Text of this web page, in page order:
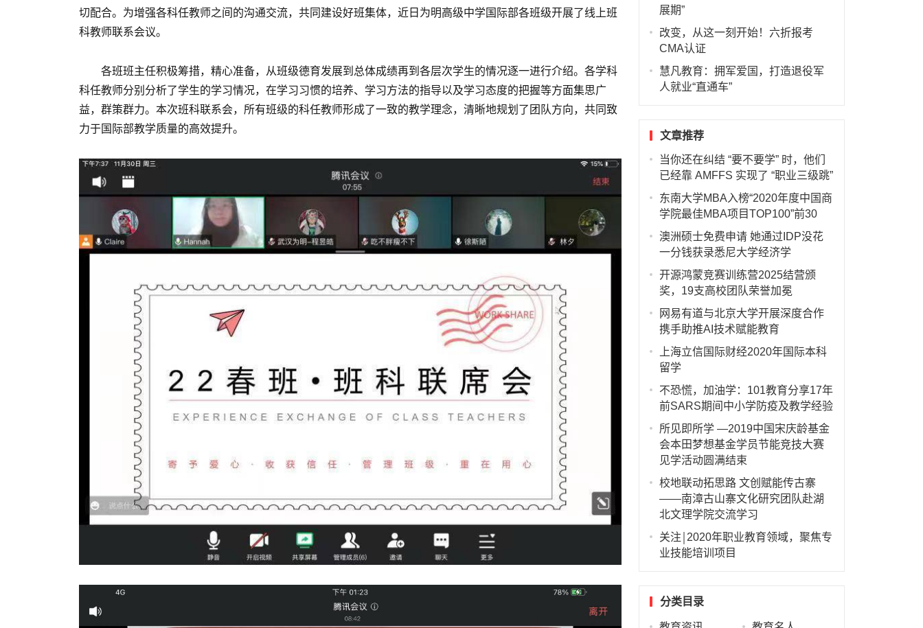
切配合。为增强各科任教师之间的沟通交流，共同建设好班集体，近日为明高级中学国际部各班级开展了线上班
科教师联系会议。
各班班主任积极筹措，精心准备，从班级德育发展到总体成绩再到各层次学生的情况逐一进行介绍。各学科
科任教师分别分析了学生的学习情况，在学习习惯的培养、学习方法的指导以及学习态度的把握等方面集思广
益，群策群力。本次班科联系会，所有班级的科任教师形成了一致的教学理念，清晰地规划了团队方向，共同致
力于国际部教学质量的高效提升。
展期”
改变，从这一刻开始！六折报考
CMA认证
慧凡教育：拥军爱国，打造退役军
人就业“直通车”
文章推荐
当你还在纠结 “要不要学” 时，他们
已经靠 AMFFS 实现了 “职业三级跳”
东南大学MBA入榜“2020年度中国商
学院最佳MBA项目TOP100”前30
澳洲硕士免费申请 她通过IDP没花
一分钱获录悉尼大学经济学
开源鸿蒙竞赛训练营2025结营颁
奖，19支高校团队荣誉加冕
网易有道与北京大学开展深度合作
携手助推AI技术赋能教育
上海立信国际财经2020年国际本科
留学
不恐慌，加油学：101教育分享17年
前SARS期间中小学防疫及教学经验
所见即所学 —2019中国宋庆龄基金
会本田梦想基金学员节能竞技大赛
见学活动圆满结束
校地联动拓思路 文创赋能传古寨
——南漳古山寨文化研究团队赴湖
北文理学院交流学习
关注￨2020年职业教育领域，聚焦专
业技能培训项目
分类目录